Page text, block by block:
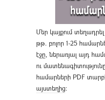
Մեր կայքում
թթ. բոլոր 1-25
էջը, ներառյալ այդ
ու
համարների PDF
այստեղից։